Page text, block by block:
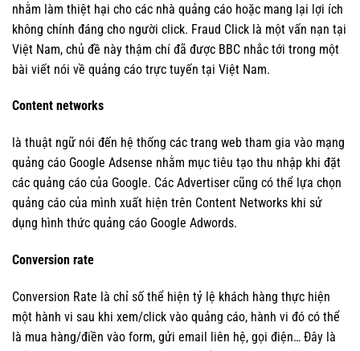
nhằm làm thiệt hại cho các nhà quảng cáo hoặc mang lại lợi ích
không chính đáng cho người click. Fraud Click là một vấn nạn tại
Việt Nam, chủ đề này thậm chí đã được BBC nhắc tới trong một
bài viết nói về quảng cáo trực tuyến tại Việt Nam.
Content networks
là thuật ngữ nói đến hệ thống các trang web tham gia vào mạng
quảng cáo Google Adsense nhằm mục tiêu tạo thu nhập khi đặt
các quảng cáo của Google. Các Advertiser cũng có thể lựa chọn
quảng cáo của mình xuất hiện trên Content Networks khi sử
dụng hình thức quảng cáo Google Adwords.
Conversion rate
Conversion Rate là chỉ số thể hiện tỷ lệ khách hàng thực hiện
một hành vi sau khi xem/click vào quảng cáo, hành vi đó có thể
là mua hàng/điền vào form, gửi email liên hệ, gọi điện… Đây là